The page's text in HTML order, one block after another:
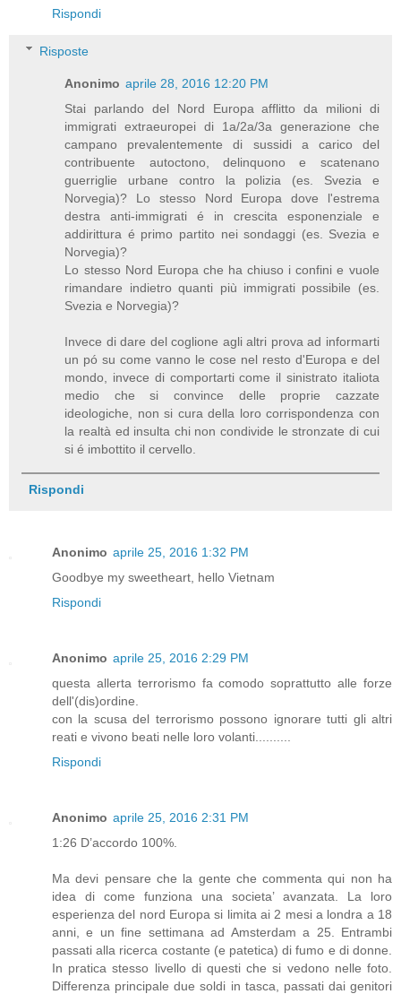
Rispondi
Risposte
Anonimo aprile 28, 2016 12:20 PM
Stai parlando del Nord Europa afflitto da milioni di
immigrati extraeuropei di 1a/2a/3a generazione che
campano prevalentemente di sussidi a carico del
contribuente autoctono, delinquono e scatenano
guerriglie urbane contro la polizia (es. Svezia e
Norvegia)? Lo stesso Nord Europa dove l'estrema
destra anti-immigrati é in crescita esponenziale e
addirittura é primo partito nei sondaggi (es. Svezia e
Norvegia)?
Lo stesso Nord Europa che ha chiuso i confini e vuole
rimandare indietro quanti più immigrati possibile (es.
Svezia e Norvegia)?
Invece di dare del coglione agli altri prova ad informarti
un pó su come vanno le cose nel resto d'Europa e del
mondo, invece di comportarti come il sinistrato italiota
medio che si convince delle proprie cazzate
ideologiche, non si cura della loro corrispondenza con
la realtà ed insulta chi non condivide le stronzate di cui
si é imbottito il cervello.
Rispondi
Anonimo aprile 25, 2016 1:32 PM
Goodbye my sweetheart, hello Vietnam
Rispondi
Anonimo aprile 25, 2016 2:29 PM
questa allerta terrorismo fa comodo soprattutto alle forze
dell'(dis)ordine.
con la scusa del terrorismo possono ignorare tutti gli altri
reati e vivono beati nelle loro volanti..........
Rispondi
Anonimo aprile 25, 2016 2:31 PM
1:26 D’accordo 100%.
Ma devi pensare che la gente che commenta qui non ha
idea di come funziona una societa’ avanzata. La loro
esperienza del nord Europa si limita ai 2 mesi a londra a 18
anni, e un fine settimana ad Amsterdam a 25. Entrambi
passati alla ricerca costante (e patetica) di fumo e di donne.
In pratica stesso livello di questi che si vedono nelle foto.
Differenza principale due soldi in tasca, passati dai genitori